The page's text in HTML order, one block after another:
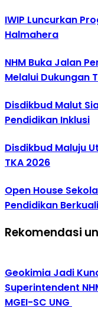
IWIP Luncurkan
Halmahera
NHM Buka Jalan
Melalui Dukungan
Disdikbud Malut
Pendidikan Inklusi
Disdikbud Maluju
TKA 2026
Open House
Pendidikan
Rekomendasi
Geokimia Jadi
Superintendent
MGEI-SC UNG